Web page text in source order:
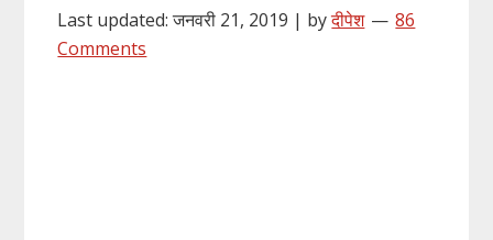
Last updated: जनवरी 21, 2019 | byदीपेश
86
Comments